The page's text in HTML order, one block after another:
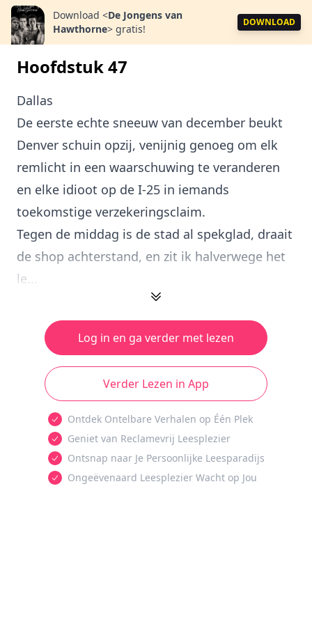
Download <De Jongens van
Hawthorne> gratis!
DOWNLOAD
Hoofdstuk 47
Dallas
De eerste echte sneeuw van december beukt
Denver schuin opzij, venijnig genoeg om elk
remlicht in een waarschuwing te veranderen
en elke idioot op de I-25 in iemands
toekomstige verzekeringsclaim.
Tegen de middag is de stad al spekglad, draait
de shop achterstand, en zit ik halverwege het
le...
Log in en ga verder met lezen
Verder Lezen in App
Ontdek Ontelbare Verhalen op Één Plek
Geniet van Reclamevrij Leesplezier
Ontsnap naar Je Persoonlijke Leesparadijs
Ongeëvenaard Leesplezier Wacht op Jou